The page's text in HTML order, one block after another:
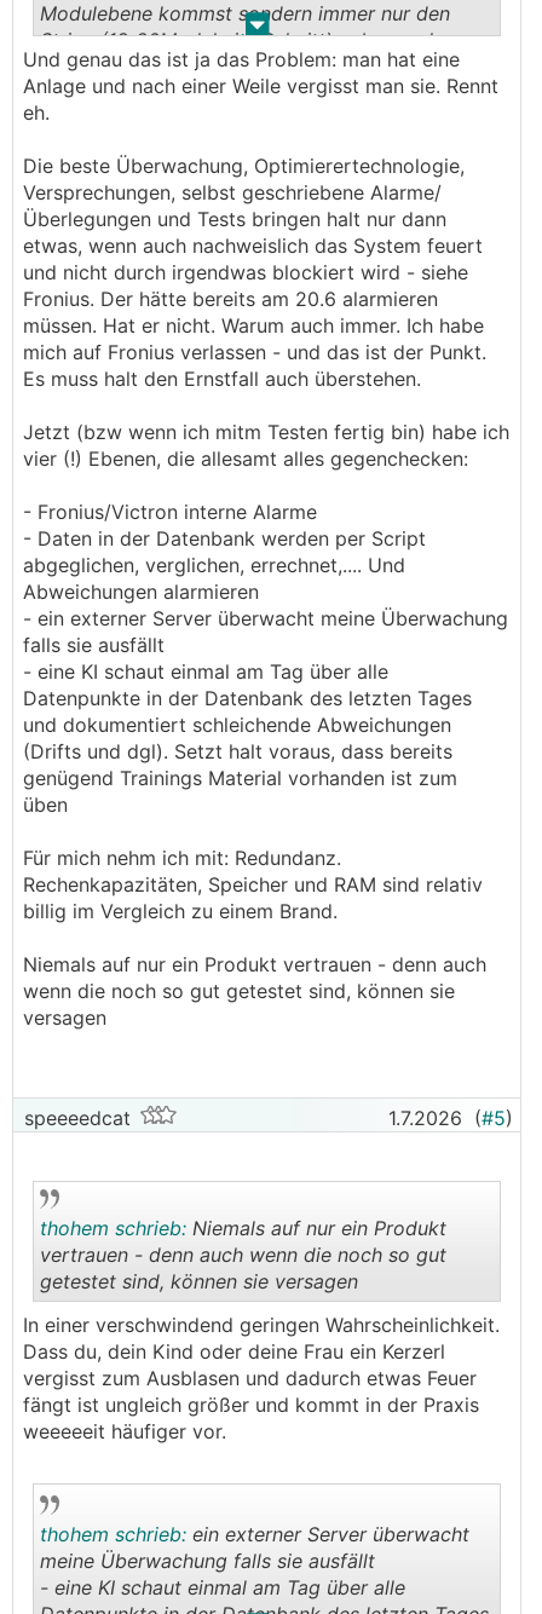
. .
Modulebene kommst sondern immer nur den
String (18-20Module im Schnitt) ueberwachen
kannst
Stringtechnologie (Auto) - vs
Sicherheitsgurt)
Und genau das ist ja das Problem: man hat eine
Anlage und nach einer Weile vergisst man sie. Rennt
eh.
Die beste Überwachung, Optimierertechnologie,
Versprechungen, selbst geschriebene Alarme/
Überlegungen und Tests bringen halt nur dann
etwas, wenn auch nachweislich das System feuert
und nicht durch irgendwas blockiert wird - siehe
Fronius. Der hätte bereits am 20.6 alarmieren
müssen. Hat er nicht. Warum auch immer. Ich habe
mich auf Fronius verlassen - und das ist der Punkt.
Es muss halt den Ernstfall auch überstehen.
Jetzt (bzw wenn ich mitm Testen fertig bin) habe ich
vier (!) Ebenen, die allesamt alles gegenchecken:
- Fronius/Victron interne Alarme
- Daten in der Datenbank werden per Script
abgeglichen, verglichen, errechnet,.... Und
Abweichungen alarmieren
- ein externer Server überwacht meine Überwachung
falls sie ausfällt
- eine KI schaut einmal am Tag über alle
Datenpunkte in der Datenbank des letzten Tages
und dokumentiert schleichende Abweichungen
(Drifts und dgl). Setzt halt voraus, dass bereits
genügend Trainings Material vorhanden ist zum
üben
Für mich nehm ich mit: Redundanz.
Rechenkapazitäten, Speicher und RAM sind relativ
billig im Vergleich zu einem Brand.
Niemals auf nur ein Produkt vertrauen - denn auch
wenn die noch so gut getestet sind, können sie
versagen
speeeedcat 1.7.2026 (#5)
..
thohem schrieb: Niemals auf nur ein Produkt
vertrauen - denn auch wenn die noch so gut
getestet sind, können sie versagen
In einer verschwindend geringen Wahrscheinlichkeit.
Dass du, dein Kind oder deine Frau ein Kerzerl
vergisst zum Ausblasen und dadurch etwas Feuer
fängt ist ungleich größer und kommt in der Praxis
weeeeeit häufiger vor.
thohem schrieb: ein externer Server überwacht
meine Überwachung falls sie ausfällt
- eine KI schaut einmal am Tag über alle